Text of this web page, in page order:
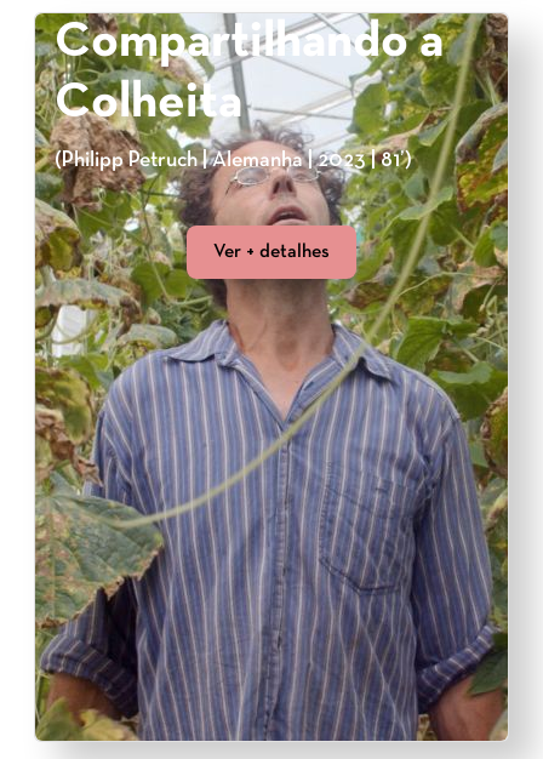
Compartilhando a
Colheita
(Philipp Petruch | Alemanha | 2023 | 81’)
Ver + detalhes